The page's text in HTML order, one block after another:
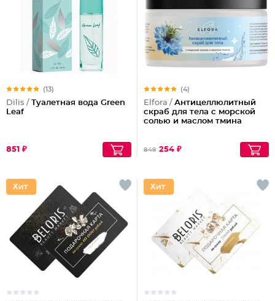
(13)
Dilis / Туалетная вода Green
Leaf
851 ₽
(4)
Elfora / Антицеллюлитный
скраб для тела с морской
солью и маслом тмина
849 254 ₽